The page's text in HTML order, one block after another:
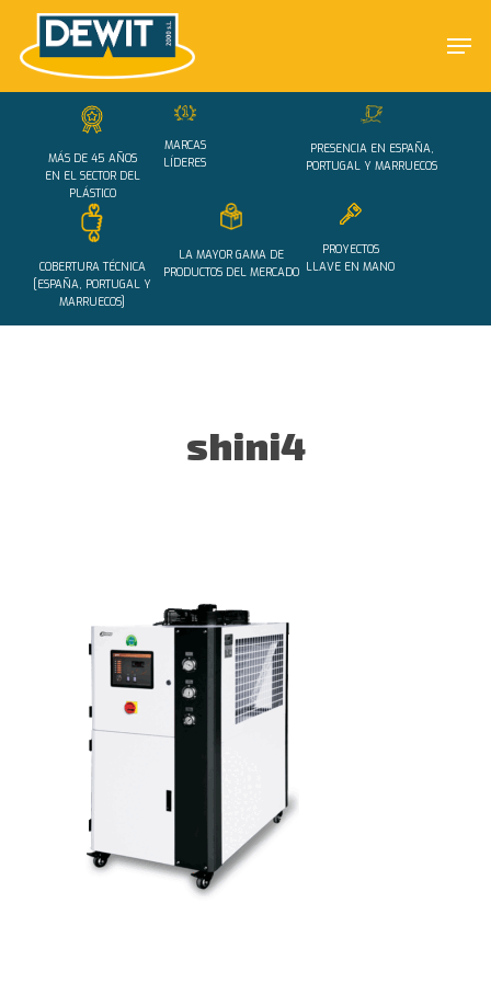
main
content
MÁS DE 45 AÑOS
EN EL SECTOR DEL
PLÁSTICO
MARCAS
LÍDERES
PRESENCIA EN ESPAÑA,
PORTUGAL Y MARRUECOS
COBERTURA TÉCNICA
[ESPAÑA, PORTUGAL Y
MARRUECOS]
LA MAYOR GAMA DE
PRODUCTOS DEL MERCADO
PROYECTOS
LLAVE EN MANO
shini4
Menu